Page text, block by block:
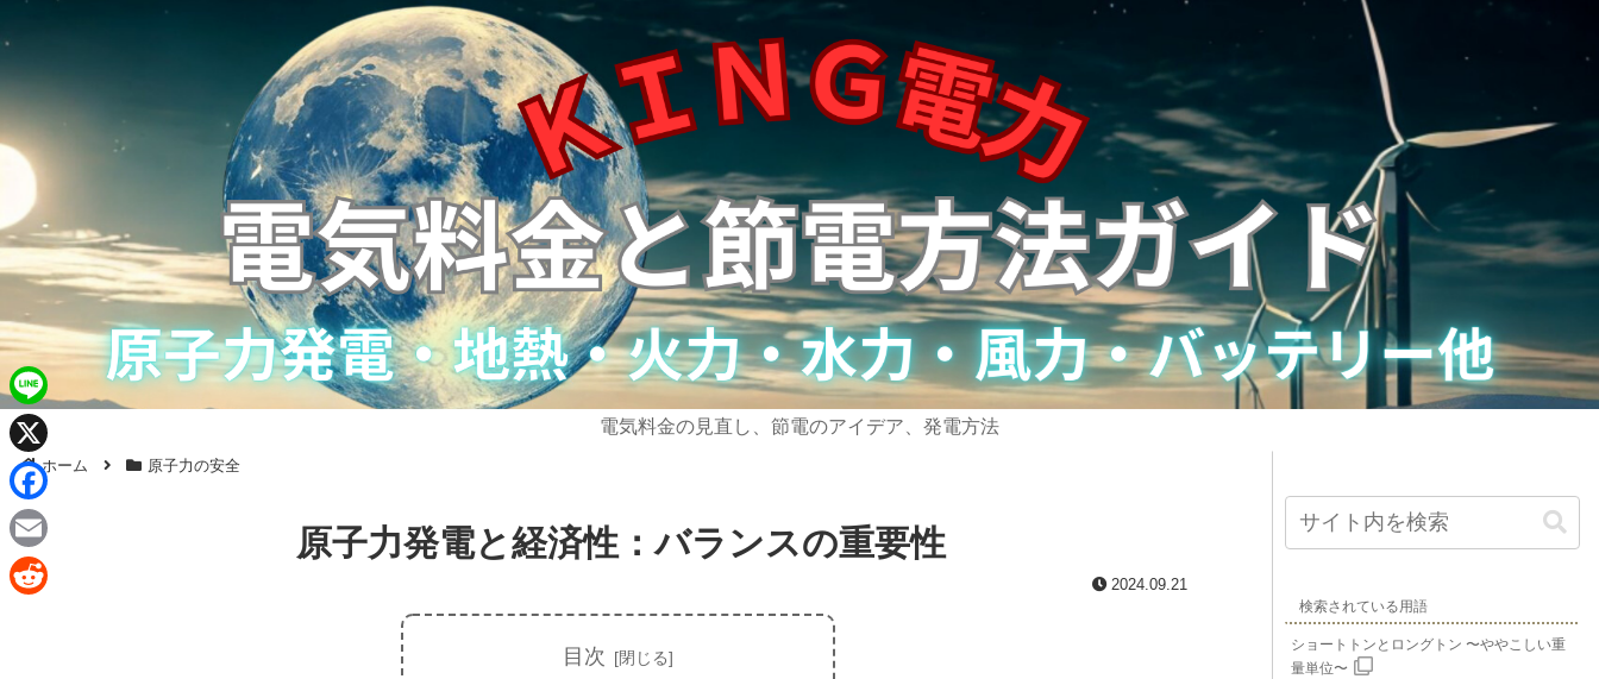
電気料金の見直し、節電のアイデア、発電方法
ホーム 原子力の安全
原子力発電と経済性：バランスの重要性
2024.09.21
目次
検索されている用語
ショートトンとロングトン 〜ややこしい重
量単位〜
L
n
e
X
F
a
c
E